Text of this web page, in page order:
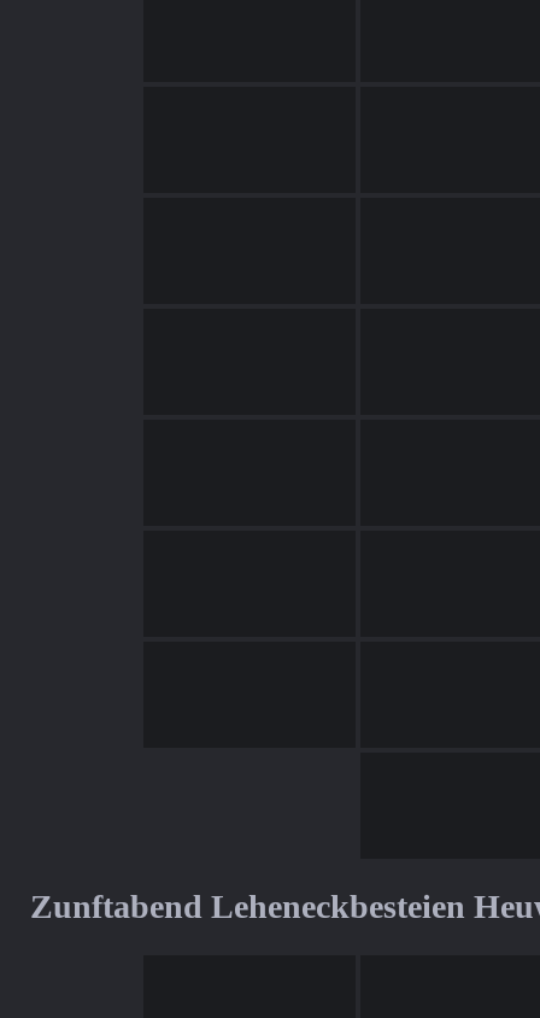
Zunftabend Leheneckbesteien